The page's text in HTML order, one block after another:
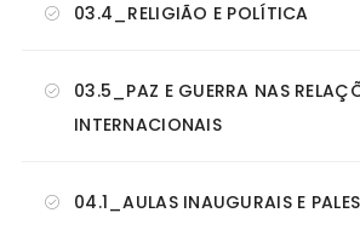
03.4_RELIGIÃO E POLÍTICA
03.5_PAZ E GUERRA NAS
INTERNACIONAIS
04.1_AULAS INAUGURAIS E